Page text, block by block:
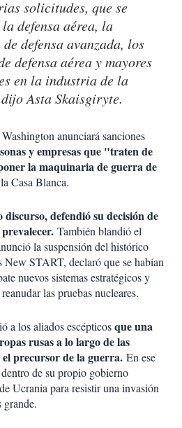
solicitudes, que se
defensa aérea, la
defensa avanzada, los
defensa aérea y mayores
en la industria de la
Asta Skaisgiryte.
anunciará sanciones
y empresas que "traten de
la maquinaria de guerra de
Casa Blanca.
defendió su decisión de
También blandió el
la suspensión del histórico
New START, declaró que se habían
nuevos sistemas estratégicos y
las pruebas nucleares.
a los aliados escépticosque una
rusas a lo largo de las
precursor de la guerra. En ese
de su propio gobierno
Ucrania para resistir una invasión
grande.